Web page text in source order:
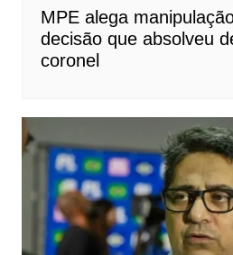
MPE alega
decisão que absolveu
coronel